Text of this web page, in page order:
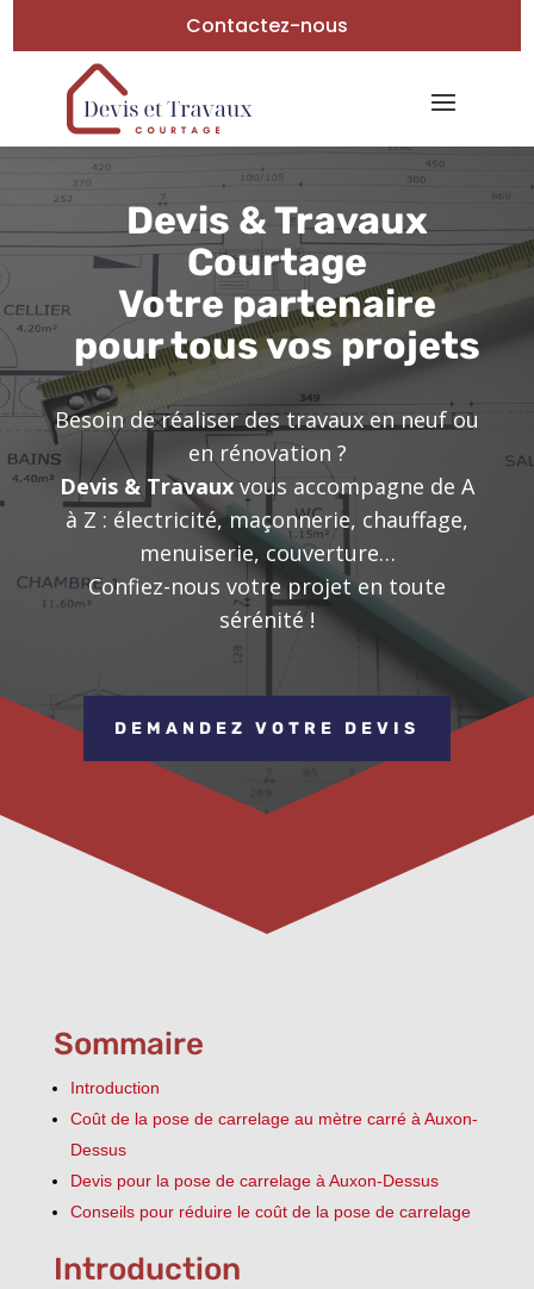
Contactez-nous
Devis & Travaux
Courtage
Votre partenaire
pour tous vos projets
Besoin de réaliser des travaux en neuf ou
en rénovation ?
Devis & Travaux vous accompagne de A
à Z : électricité, maçonnerie, chauffage,
menuiserie, couverture…
Confiez-nous votre projet en toute
sérénité !
DEMANDEZ VOTRE DEVIS
Sommaire
Introduction
Coût de la pose de carrelage au mètre carré à Auxon-
Dessus
Devis pour la pose de carrelage à Auxon-Dessus
Conseils pour réduire le coût de la pose de carrelage
Introduction